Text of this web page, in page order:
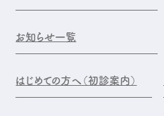
お知らせ一覧
はじめての方へ（初診案内）